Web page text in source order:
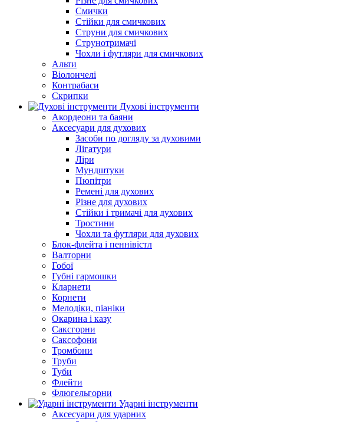
Смички
Стійки для смичкових
Струни для смичкових
Струнотримачі
Чохли і футляри для смичкових
Альти
Віолончелі
Контрабаси
Скрипки
Духові інструменти
Акордеони та баяни
Аксесуари для духових
Засоби по догляду за духовими
Лігатури
Ліри
Мундштуки
Пюпітри
Ремені для духових
Різне для духових
Стійки і тримачі для духових
Тростини
Чохли та футляри для духових
Блок-флейта і пеннівістл
Валторни
Гобої
Губні гармошки
Кларнети
Корнети
Мелодіки, піаніки
Окарина і казу
Саксгорни
Саксофони
Тромбони
Труби
Туби
Флейти
Флюгельгорни
Ударні інструменти
Аксесуари для ударних